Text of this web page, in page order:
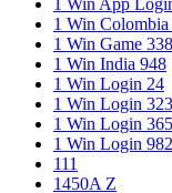
1 Win App
1 Win Colombia
1 Win Game 338
1 Win India 948
1 Win Login 24
1 Win Login 323
1 Win Login 365
1 Win Login 982
111
1450A Z